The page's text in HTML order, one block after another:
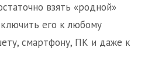
взять «родной»
его к любому
смартфону, ПК и даже к